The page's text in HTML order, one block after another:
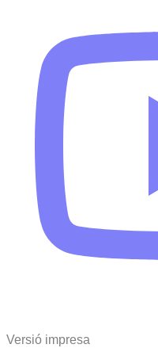
Versió impresa